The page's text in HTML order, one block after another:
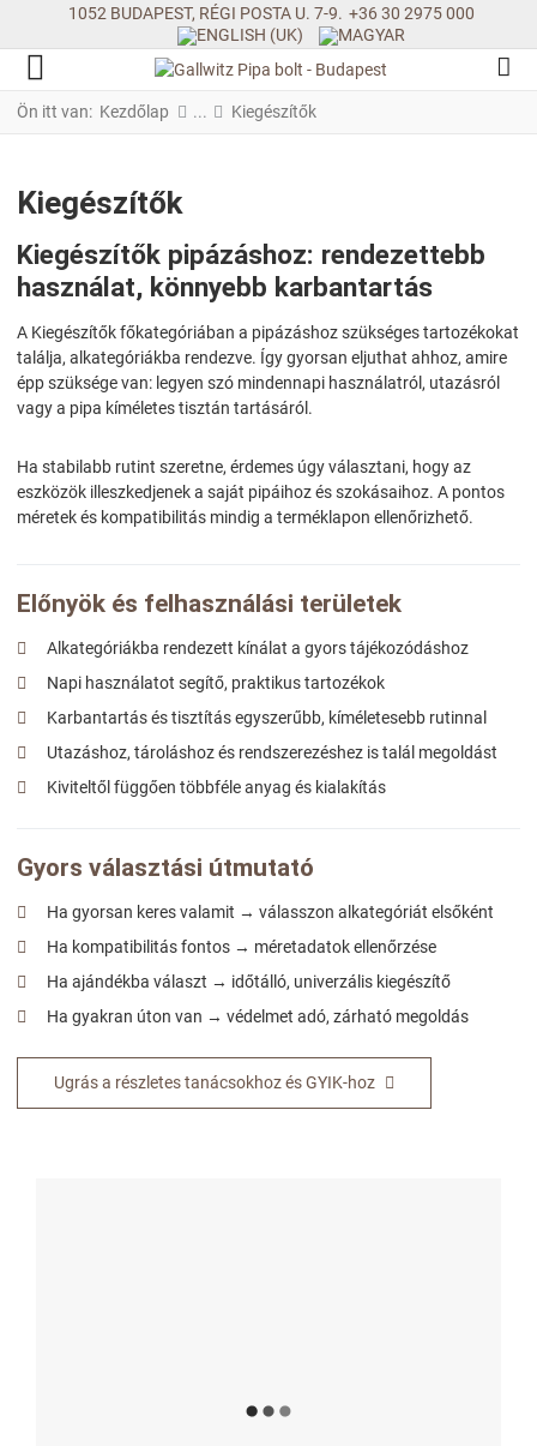
1052 BUDAPEST, RÉGI POSTA U. 7-9. +36 30 2975 000
Ön itt van: Kezdőlap Kiegészítők
Kiegészítők
Kiegészítők pipázáshoz: rendezettebb
használat, könnyebb karbantartás
A Kiegészítők főkategóriában a pipázáshoz szükséges tartozékokat
találja, alkategóriákba rendezve. Így gyorsan eljuthat ahhoz, amire
épp szüksége van: legyen szó mindennapi használatról, utazásról
vagy a pipa kíméletes tisztán tartásáról.
Ha stabilabb rutint szeretne, érdemes úgy választani, hogy az
eszközök illeszkedjenek a saját pipáihoz és szokásaihoz. A pontos
méretek és kompatibilitás mindig a terméklapon ellenőrizhető.
Előnyök és felhasználási területek
Alkategóriákba rendezett kínálat a gyors tájékozódáshoz
Napi használatot segítő, praktikus tartozékok
Karbantartás és tisztítás egyszerűbb, kíméletesebb rutinnal
Utazáshoz, tároláshoz és rendszerezéshez is talál megoldást
Kiviteltől függően többféle anyag és kialakítás
Gyors választási útmutató
Ha gyorsan keres valamit → válasszon alkategóriát elsőként
Ha kompatibilitás fontos → méretadatok ellenőrzése
Ha ajándékba választ → időtálló, univerzális kiegészítő
Ha gyakran úton van → védelmet adó, zárható megoldás
Ugrás a részletes tanácsokhoz és GYIK-hoz